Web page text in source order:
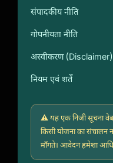
संपादकीय नीति
गोपनीयता नीति
अस्वीकरण (Disclaimer)
नियम एवं शर्तें
⚠️ यह एक निजी सूचना
किसी योजना का संचालन
माँगते। आवेदन हमेशा